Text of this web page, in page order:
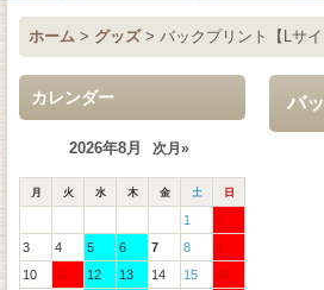
ホーム > グッズ > バックプリント【Lサ
カレンダー
2026年8月 次月»
月 火 水 木 金 土 日
1
2
3
4 5 6 7 8
9
10
11 12 13 14 15
16
バ